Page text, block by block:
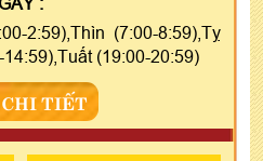
2:59),Thìn (7:00-8:59),Tỵ
(19:00-20:59)
TIẾT